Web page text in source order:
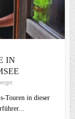
IN
Touren in dieser